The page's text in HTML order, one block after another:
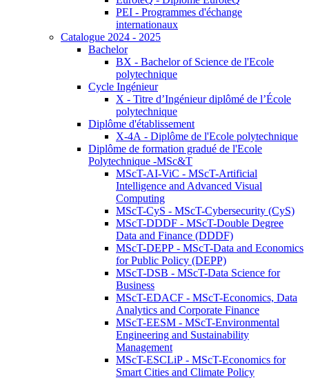
PEI - Programmes d'échange
internationaux
Catalogue 2024 - 2025
Bachelor
BX - Bachelor of Science de l'Ecole
polytechnique
Cycle Ingénieur
X - Titre d’Ingénieur diplômé de l’École
polytechnique
Diplôme d'établissement
X-4A - Diplôme de l'Ecole polytechnique
Diplôme de formation gradué de l'Ecole
Polytechnique -MSc&T
MScT-AI-ViC - MScT-Artificial
Intelligence and Advanced Visual
Computing
MScT-CyS - MScT-Cybersecurity (CyS)
MScT-DDDF - MScT-Double Degree
Data and Finance (DDDF)
MScT-DEPP - MScT-Data and Economics
for Public Policy (DEPP)
MScT-DSB - MScT-Data Science for
Business
MScT-EDACF - MScT-Economics, Data
Analytics and Corporate Finance
MScT-EESM - MScT-Environmental
Engineering and Sustainability
Management
MScT-ESCLiP - MScT-Economics for
Smart Cities and Climate Policy